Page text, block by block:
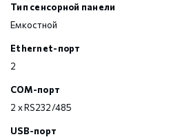
Тип сенсорной панели
Емкостной
Ethernet-порт
2
COM-порт
2 х RS232/485
USB-порт